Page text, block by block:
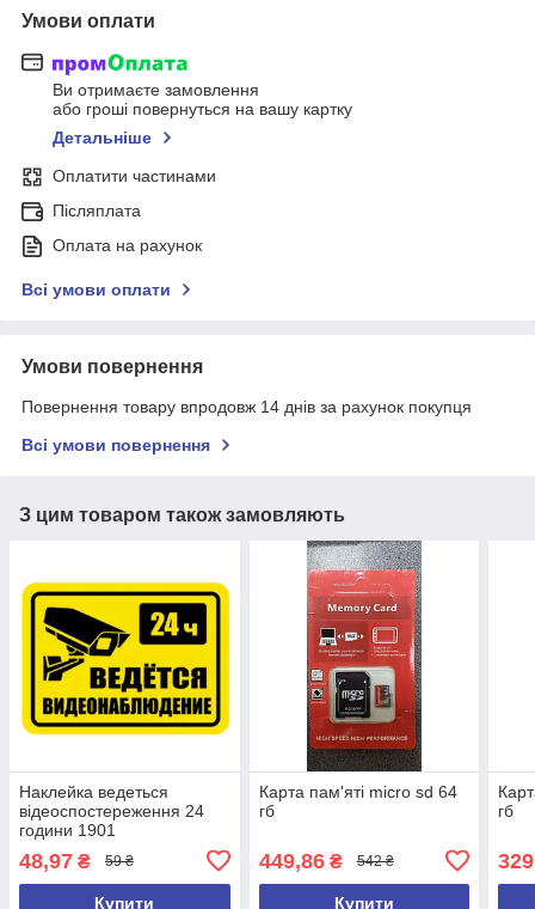
Умови оплати
Ви отримаєте замовлення
або гроші повернуться на вашу картку
Детальніше
Оплатити частинами
Післяплата
Оплата на рахунок
Всі умови оплати
Умови повернення
Повернення товару впродовж 14 днів за рахунок покупця
Всі умови повернення
З цим товаром також замовляють
Наклейка ведеться
відеоспостереження 24
години 1901
48,97 ₴ 59 ₴
Купити
Карта пам'яті micro sd 64
гб
449,86₴ 542 ₴
Купити
гб